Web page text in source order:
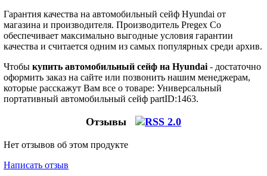
Гарантия качества на автомобильный сейф Hyundai от
магазина и производителя. Производитель Pregex Co
обеспечивает максимально выгодные условия гарантии
качества и считается одним из самых популярных среди архив.
Чтобы купить автомобильный сейф на Hyundai - достаточно
оформить заказ на сайте или позвонить нашим менеджерам,
которые расскажут Вам все о товаре: Универсальный
портативный автомобильный сейф partID:1463.
Отзывы
Нет отзывов об этом продукте
Написать отзыв